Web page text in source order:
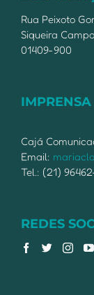
Rua Peixoto
Siqueira
01409-900
IMPRENSA
Cajá
Email:
Tel.: (21)
REDES